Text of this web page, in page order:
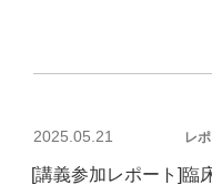
投
日:
2025.05.21 レ
[講義参加レポート]臨